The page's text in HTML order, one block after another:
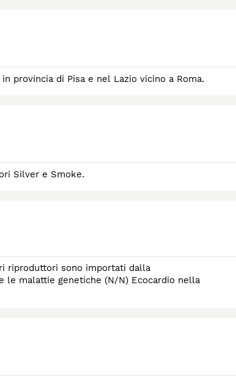
provincia di Pisa e nel Lazio vicino a Roma.
Silver e Smoke.
riproduttori sono importati dalla
le malattie genetiche (N/N) Ecocardio nella